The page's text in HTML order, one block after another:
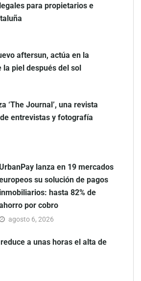
para propietarios e
aftersun, actúa en la
la piel después del sol
‘The Journal’, una revista
entrevistas y fotografía
UrbanPay lanza en 19 mercados
su solución de pagos
inmobiliarios: hasta 82% de
por cobro
agosto 6, 2026
a unas horas el alta de